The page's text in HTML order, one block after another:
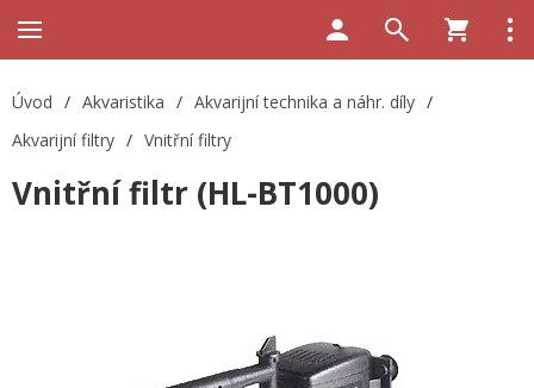
Úvod / Akvaristika / Akvarijní technika a náhr. díly /
Akvarijní filtry / Vnitřní filtry
Vnitřní filtr (HL-BT1000)